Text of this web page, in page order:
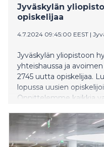
Jyväskylän
opiskelijaa
4.7.2024 09:45:00 EEST |
Jyväskylän yliopistoon
yhteishaussa ja
2745 uutta opiskelijaa.
lopussa uusien
Onnittelemme kaikkia